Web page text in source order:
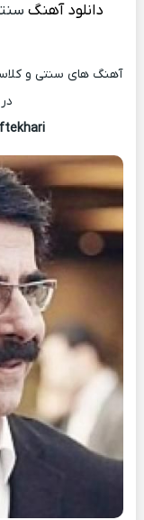
دانلود آهنگ
آهنگ های سنتی و